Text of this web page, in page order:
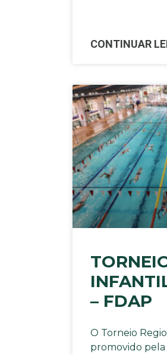
CONTINUAR
– FDAP
O Torneio
promovido